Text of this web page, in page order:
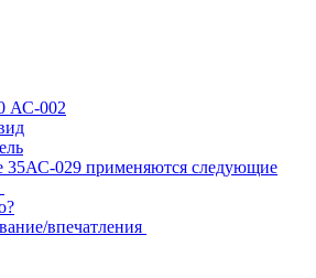
АС-002
35АС-029 применяются следующие
впечатления